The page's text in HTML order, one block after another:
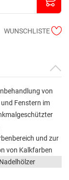
WUNSCHLISTE
von
Fenstern im
und zur
von Kalkfarben